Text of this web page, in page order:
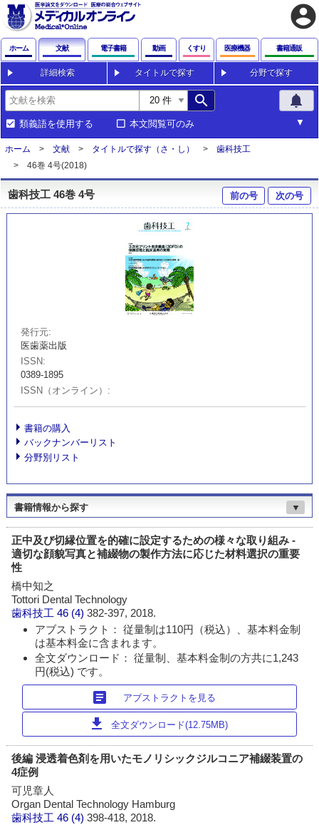
account_circle
ホーム 文献 電子書籍 動画 くすり 医療機器 書籍通販
詳細検索 タイトルで探す 分野で探す
search notifications
類義語を使用する 本文閲覧可のみ
ホーム 文献 タイトルで探す（さ・し）
歯科技工
46巻 4号(2018)
歯科技工 46巻 4号 前の号 次の号
発行元
医歯薬出版
ISSN
0389-1895
ISSN（オンライン）
書籍の購入
バックナンバーリスト
分野別リスト
書籍情報から探す ▼
正中及び切縁位置を的確に設定するための様々な取り組み -
適切な顔貌写真と補綴物の製作方法に応じた材料選択の重要
性
橋中知之
Tottori Dental Technology
歯科技工 46 (4)382-397, 2018.
アブストラクト： 従量制は110円（税込）、基本料金制
は基本料金に含まれます。
全文ダウンロード： 従量制、基本料金制の方共に1,243
円(税込) です。
article アブストラクトを見る
download 全文ダウンロード(12.75MB)
後編 浸透着色剤を用いたモノリシックジルコニア補綴装置の
4症例
可児章人
Organ Dental Technology Hamburg
歯科技工 46 (4)398-418, 2018.